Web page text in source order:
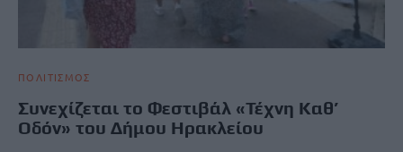
ΠΟΛΙΤΙΣΜΟΣ
Συνεχίζεται το Φεστιβάλ «Τέχνη Καθ’
Οδόν» του Δήμου Ηρακλείου